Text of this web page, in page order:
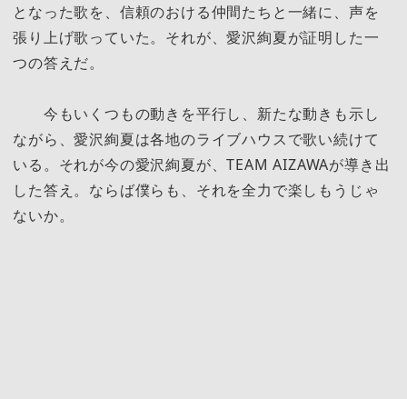
となった歌を、信頼のおける仲間たちと一緒に、声を
張り上げ歌っていた。それが、愛沢絢夏が証明した一
つの答えだ。
今もいくつもの動きを平行し、新たな動きも示し
ながら、愛沢絢夏は各地のライブハウスで歌い続けて
いる。それが今の愛沢絢夏が、TEAM AIZAWAが導き出
した答え。ならば僕らも、それを全力で楽しもうじゃ
ないか。